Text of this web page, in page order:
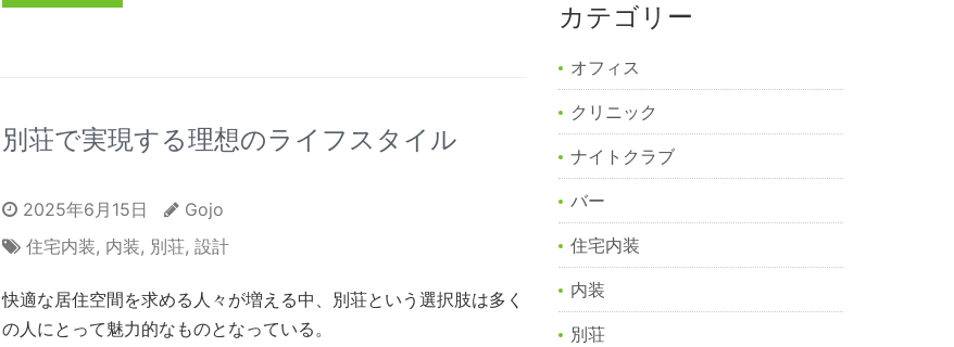
別荘で実現する理想のライフスタイル
2025年6月15日
Gojo
住宅内装, 内装, 別荘, 設計
快適な居住空間を求める人々が増える中、別荘という選択肢は多く
の人にとって魅力的なものとなっている。
カテゴリー
オフィス
クリニック
ナイトクラブ
バー
住宅内装
内装
別荘